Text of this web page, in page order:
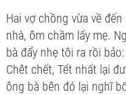
Hai vợ chồng vừa về
nhà, ôm chầm lấy mẹ.
bà đẩy nhẹ tôi ra rồi
Chêt chết, Tết nhất lại
ông bà bên đó lại nghĩ